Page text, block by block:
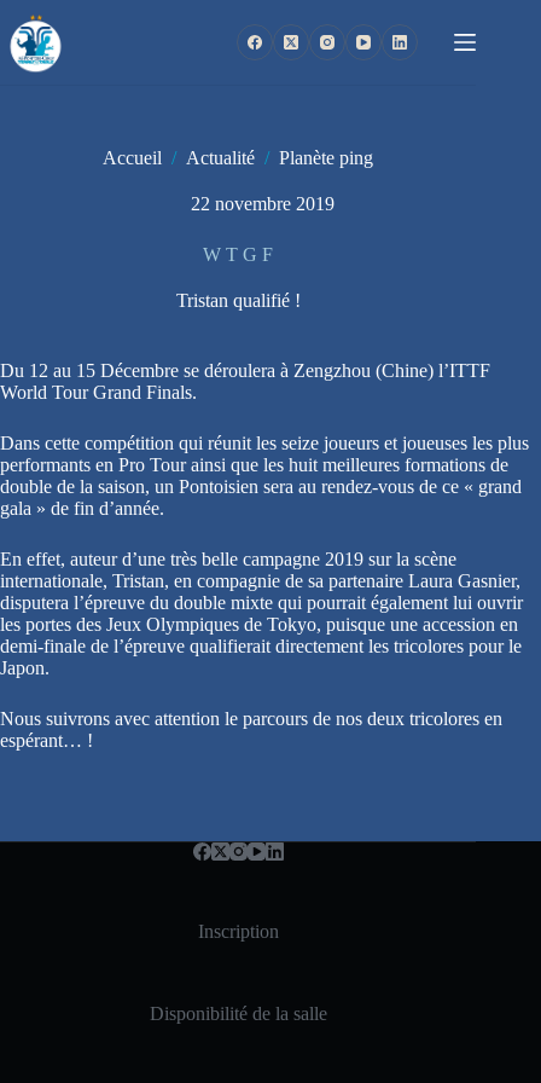
au
contenu
Accueil / Actualité / Planète ping
22 novembre 2019
W T G F
Tristan qualifié !
Du 12 au 15 Décembre se déroulera à Zengzhou (Chine) l’ITTF
World Tour Grand Finals.
Dans cette compétition qui réunit les seize joueurs et joueuses les plus
performants en Pro Tour ainsi que les huit meilleures formations de
double de la saison, un Pontoisien sera au rendez-vous de ce « grand
gala » de fin d’année.
En effet, auteur d’une très belle campagne 2019 sur la scène
internationale, Tristan, en compagnie de sa partenaire Laura Gasnier,
disputera l’épreuve du double mixte qui pourrait également lui ouvrir
les portes des Jeux Olympiques de Tokyo, puisque une accession en
demi-finale de l’épreuve qualifierait directement les tricolores pour le
Japon.
Nous suivrons avec attention le parcours de nos deux tricolores en
espérant… !
Inscription
Disponibilité de la salle